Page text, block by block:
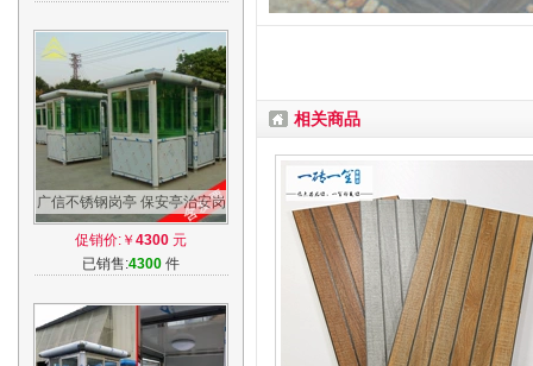
广信不锈钢岗亭 保安亭治安岗
亭钢结构 小区值班收费玻璃岗
亭厂家
促销价:￥ 4300 元
已销售:4300 件
相关商品